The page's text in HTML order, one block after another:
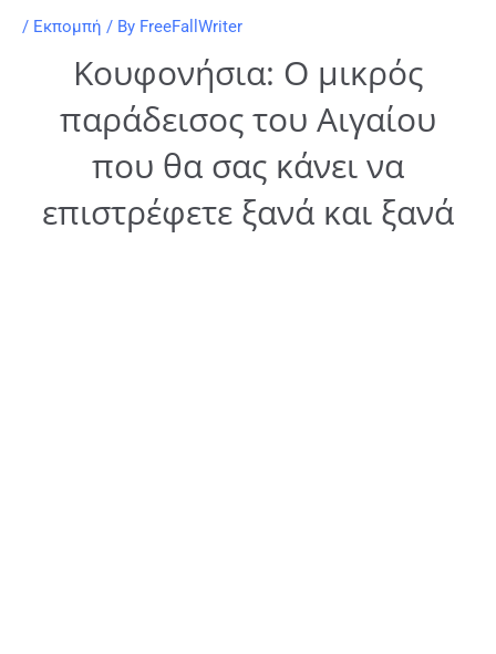
/ Εκπομπή / By FreeFallWriter
Κουφονήσια: Ο μικρός
παράδεισος του Αιγαίου
που θα σας κάνει να
επιστρέφετε ξανά και ξανά